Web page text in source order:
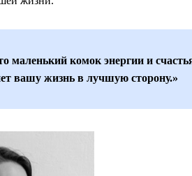
маленький комок энергии и
вашу жизнь в лучшую сторону.»